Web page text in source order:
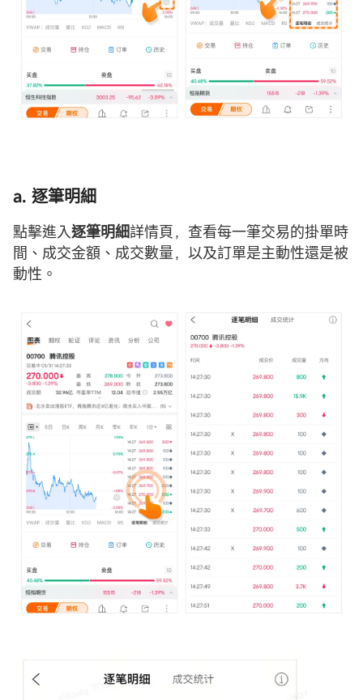
a. 逐筆明細
點擊進入逐筆明細詳情頁，查看每一筆交易的掛單時
間、成交金額、成交數量，以及訂單是主動性還是被
動性。